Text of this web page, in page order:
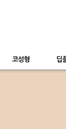
코성형 딥